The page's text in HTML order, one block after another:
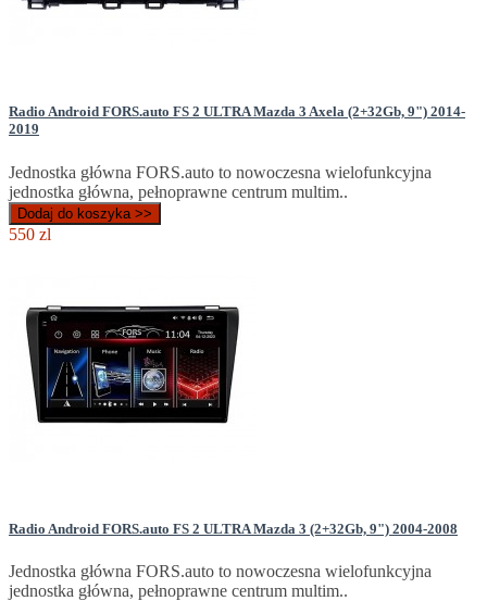
Radio Android FORS.auto FS 2 ULTRA Mazda 3 Axela (2+32Gb, 9") 2014-
2019
Jednostka główna FORS.auto to nowoczesna wielofunkcyjna
jednostka główna, pełnoprawne centrum multim..
Dodaj do koszyka >>
550 zl
Radio Android FORS.auto FS 2 ULTRA Mazda 3 (2+32Gb, 9") 2004-2008
Jednostka główna FORS.auto to nowoczesna wielofunkcyjna
jednostka główna, pełnoprawne centrum multim..